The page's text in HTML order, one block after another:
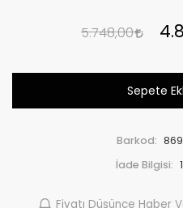
5.748,00
Sepete
Barkod:
İade Bilgisi:
Fiyatı Düşünce Haber